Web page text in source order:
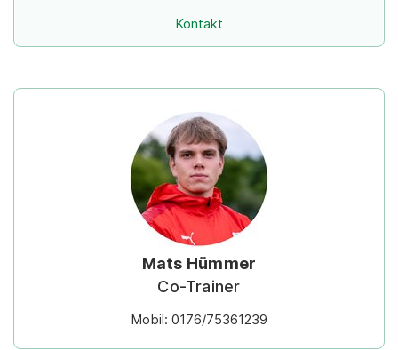
Kontakt
Mats Hümmer
Co-Trainer
Mobil: 0176/75361239